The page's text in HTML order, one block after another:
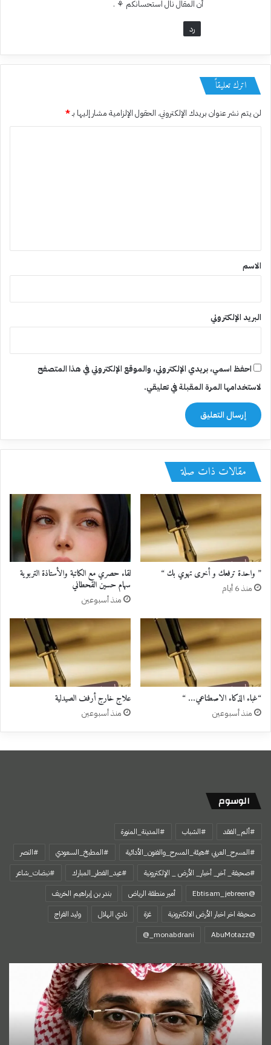
أن المقال نال استحسانكم ⚘️ .
رد
اترك تعليقاً
لن يتم نشر عنوان بريدك الإلكتروني. الحقول الإلزامية مشار إليها بـ*
*
الاسم
البريد الإلكتروني
احفظ اسمي، بريدي الإلكتروني، والموقع الإلكتروني في هذا المتصفح
لاستخدامها المرة المقبلة في تعليقي.
مقالات ذات صلة
” واحدة ترفعك و أخرى تهوي بك “
منذ 6 أيام
لقاء حصري مع الكاتبة والأستاذة التربوية
سهام حسين القحطاني
منذ أسبوعين
“غباء الذكاء الاصطناعي… “
منذ أسبوعين
علاج خارج أرفف الصيدلية
منذ أسبوعين
الوسوم
#ألم_الفقد #الشباب
#المدينة_المنورة
#المسرح_العربي #هيئة_المسرح_والفنون_الأدائية
#المطبخ_السعودي
#النصر
#صحيفة_ آخر_ أخبار_ الأرض _ الإلكترونية
#عيد_الفطر_المبارك
#نبضات_شاعر
@Ebtisam_jebreen
أمير منطقة الرياض
بندر بن إبراهيم الخريف
صحيفة اخر اخبار الأرض الالكترونية
غزة نادي الهلال
وليد الفراج
‏@AbuMotazz